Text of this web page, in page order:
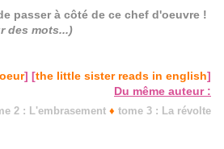
passer à côté de ce chef d'oeuvre !
des mots...)
] [the little sister reads in english]
Du même auteur :
2 : L'embrasement ♦ tome 3 : La révolte